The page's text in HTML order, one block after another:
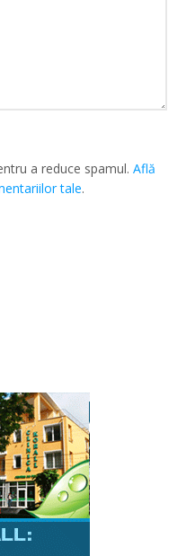
a reduce spamul.Află
tale.